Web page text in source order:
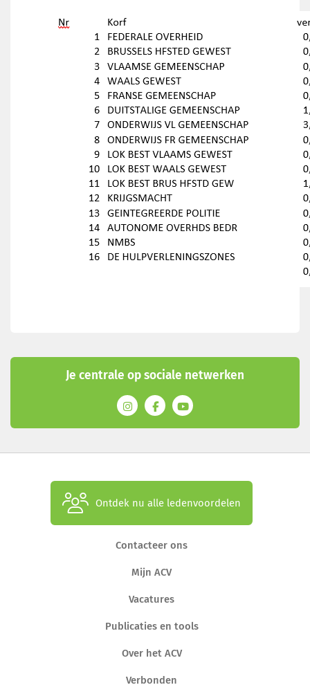
Je centrale op sociale netwerken
Ontdek nu alle ledenvoordelen
Contacteer ons
Mijn ACV
Vacatures
Publicaties en tools
Over het ACV
Verbonden